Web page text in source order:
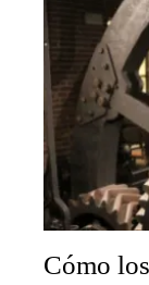
Cómo